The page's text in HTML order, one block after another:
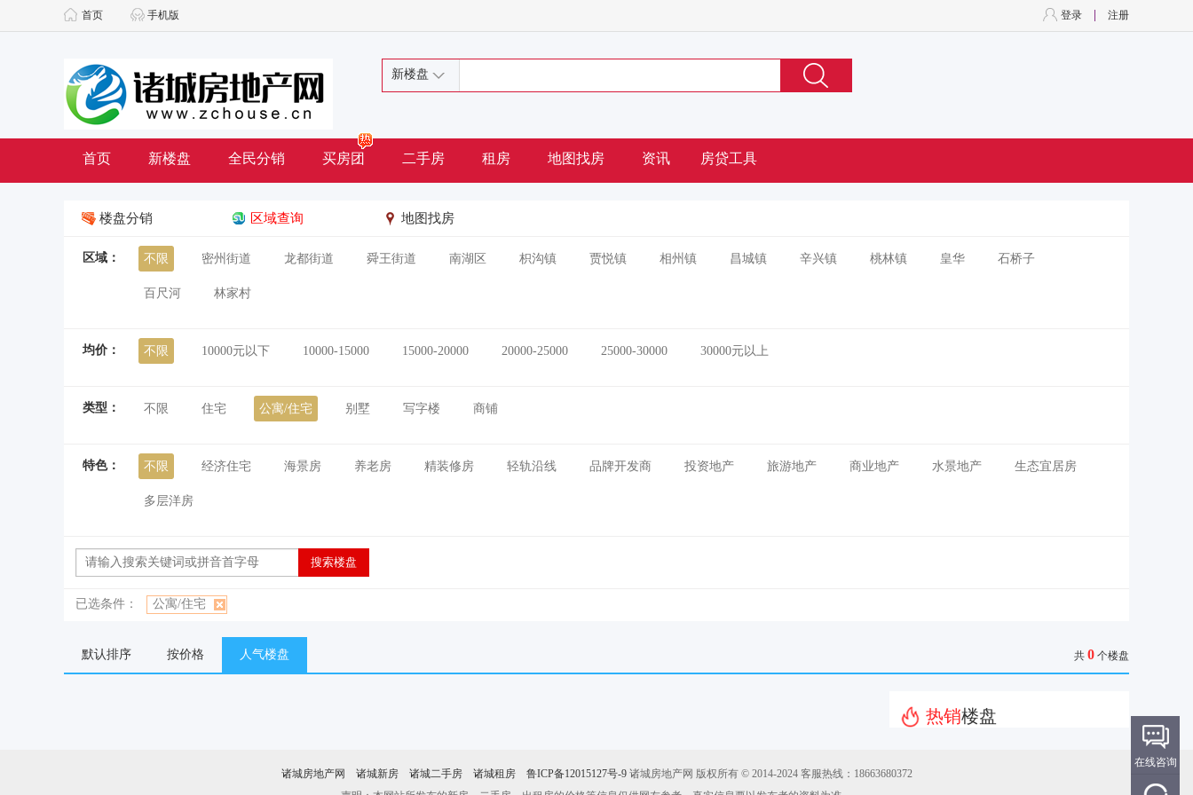
首页 手机版 注册
登录
新楼盘
首页 新楼盘 全民分销 买房团 二手房 租房 地图找房 资讯 房贷工具
楼盘分销 区域查询 地图找房
区域： 不限 密州街道 龙都街道 舜王街道 南湖区 枳沟镇 贾悦镇 相州镇 昌城镇 辛兴镇 桃林镇 皇华 石桥子
百尺河 林家村
均价： 不限 10000元以下 10000-15000 15000-20000 20000-25000 25000-30000 30000元以上
类型： 不限 住宅 公寓/住宅 别墅 写字楼 商铺
特色： 不限 经济住宅 海景房 养老房 精装修房 轻轨沿线 品牌开发商 投资地产 旅游地产 商业地产 水景地产 生态宜居房
多层洋房
已选条件： 公寓/住宅
默认排序 按价格 人气楼盘 共 0 个楼盘
热销楼盘
诸城房地产网 诸城新房 诸城二手房 诸城租房 鲁ICP备12015127号-9诸城房地产网 版权所有 © 2014-2024 客服热线：18663680372
在线咨询